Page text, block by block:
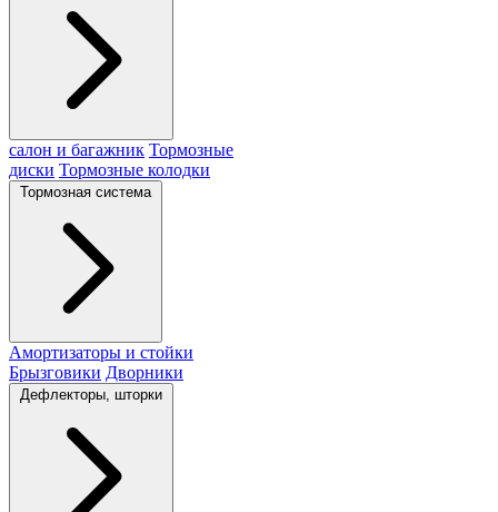
салон и багажник Тормозные
диски Тормозные колодки
Тормозная система
Амортизаторы и стойки
Брызговики Дворники
Дефлекторы, шторки